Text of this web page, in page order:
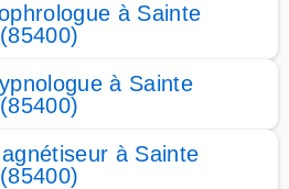
à Sainte
à Sainte
à Sainte